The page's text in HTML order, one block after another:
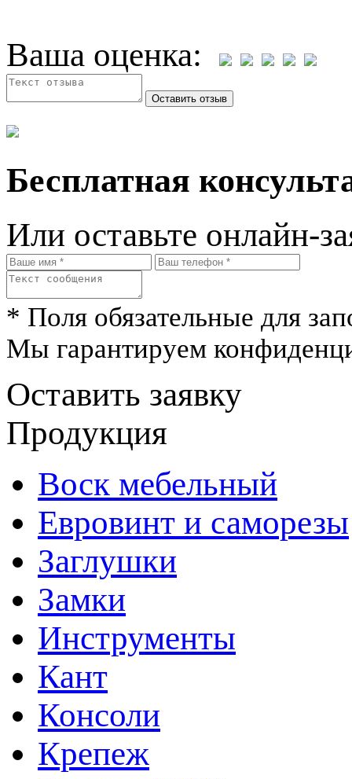
Ваша оценка:
Бесплатная
Или оставьте онлайн-
* Поля обязательные для
Мы гарантируем
Оставить заявку
Продукция
Воск мебельный
Евровинт и саморезы
Заглушки
Замки
Инструменты
Кант
Консоли
Крепеж